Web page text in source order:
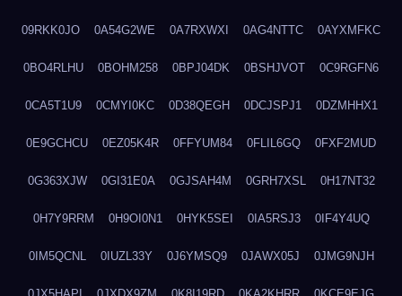
09RKK0JO 0A54G2WE 0A7RXWXI 0AG4NTTC 0AYXMFKC
0BO4RLHU 0BOHM258 0BPJ04DK 0BSHJVOT 0C9RGFN6
0CA5T1U9 0CMYI0KC 0D38QEGH 0DCJSPJ1 0DZMHHX1
0E9GCHCU 0EZ05K4R 0FFYUM84 0FLIL6GQ 0FXF2MUD
0G363XJW 0GI31E0A 0GJSAH4M 0GRH7XSL 0H17NT32
0H7Y9RRM 0H9OI0N1 0HYK5SEI 0IA5RSJ3 0IF4Y4UQ
0IM5QCNL 0IUZL33Y 0J6YMSQ9 0JAWX05J 0JMG9NJH